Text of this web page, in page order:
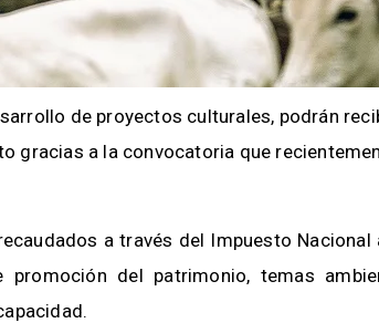
de proyectos culturales, podrán
gracias a la convocatoria que
a través del Impuesto Nacional
del patrimonio, temas